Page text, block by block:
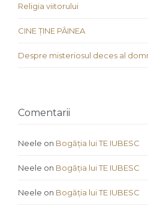
Religia viitorului
CINE ȚINE PÂINEA
Despre misteriosul deces al
Comentarii
Neele on Bogăția lui TE IUBESC
Neele on Bogăția lui TE IUBESC
Neele on Bogăția lui TE IUBESC